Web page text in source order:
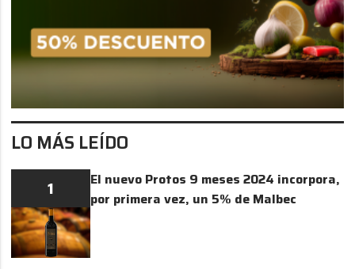
LO MÁS LEÍDO
1
El nuevo Protos 9 meses 2024 incorpora,
por primera vez, un 5% de Malbec